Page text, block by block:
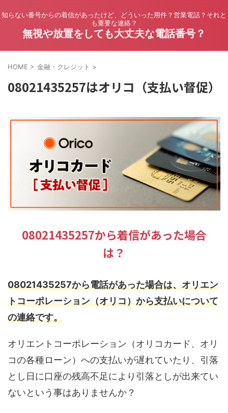
知らない番号からの着信があったけど、どういった用件？営業電話？それと
も重要な連絡？
無視や放置をしても大丈夫な電話番号？
HOME > 金融・クレジット >
08021435257はオリコ（支払い督促）
08021435257から着信があった場合
は？
08021435257から電話があった場合は、オリエン
トコーポレーション（オリコ）から支払いについて
の連絡です。
オリエントコーポレーション（オリコカード、オリ
コの各種ローン）への支払いが遅れていたり、引落
とし日に口座の残高不足により引落としが出来てい
ないという事はありませんか？